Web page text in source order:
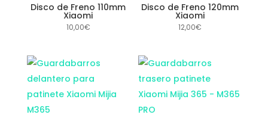
Disco de Freno 110mm
Xiaomi
10,00€
Disco de Freno 120mm
Xiaomi
12,00€